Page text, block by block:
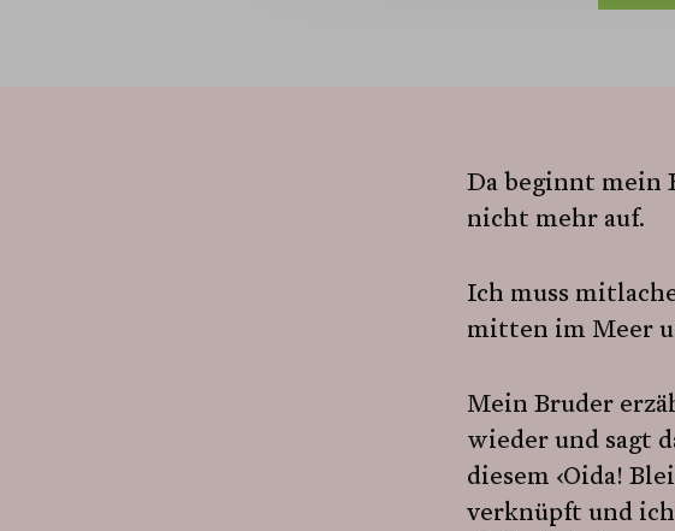
Da beginnt mein
nicht mehr auf.
Ich muss
mitten im Meer
Mein Bruder
wieder und sagt
diesem ‹Oida!
verknüpft und